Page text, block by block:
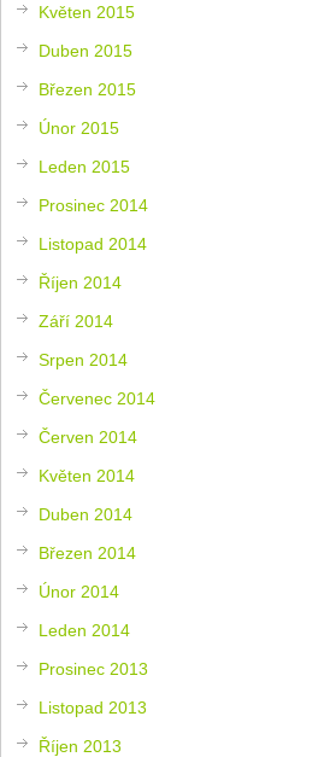
Květen 2015
Duben 2015
Březen 2015
Únor 2015
Leden 2015
Prosinec 2014
Listopad 2014
Říjen 2014
Září 2014
Srpen 2014
Červenec 2014
Červen 2014
Květen 2014
Duben 2014
Březen 2014
Únor 2014
Leden 2014
Prosinec 2013
Listopad 2013
Říjen 2013